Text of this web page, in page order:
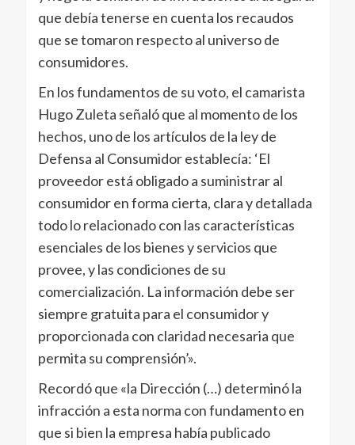
que debía tenerse en cuenta los recaudos
que se tomaron respecto al universo de
consumidores.
En los fundamentos de su voto, el camarista
Hugo Zuleta señaló que al momento de los
hechos, uno de los artículos de la ley de
Defensa al Consumidor establecía: ‘El
proveedor está obligado a suministrar al
consumidor en forma cierta, clara y detallada
todo lo relacionado con las características
esenciales de los bienes y servicios que
provee, y las condiciones de su
comercialización. La información debe ser
siempre gratuita para el consumidor y
proporcionada con claridad necesaria que
permita su comprensión’».
Recordó que «la Dirección (…) determinó la
infracción a esta norma con fundamento en
que si bien la empresa había publicado